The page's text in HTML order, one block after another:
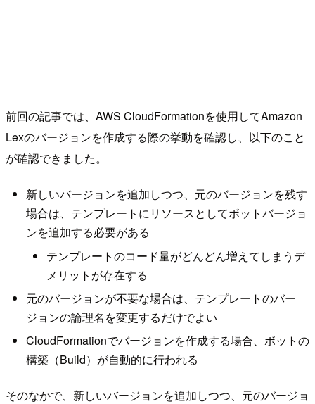
前回の記事では、AWS CloudFormationを使用してAmazon
Lexのバージョンを作成する際の挙動を確認し、以下のこと
が確認できました。
新しいバージョンを追加しつつ、元のバージョンを残す
場合は、テンプレートにリソースとしてボットバージョ
ンを追加する必要がある
テンプレートのコード量がどんどん増えてしまうデ
メリットが存在する
元のバージョンが不要な場合は、テンプレートのバー
ジョンの論理名を変更するだけでよい
CloudFormationでバージョンを作成する場合、ボットの
構築（Build）が自動的に行われる
そのなかで、新しいバージョンを追加しつつ、元のバージョ